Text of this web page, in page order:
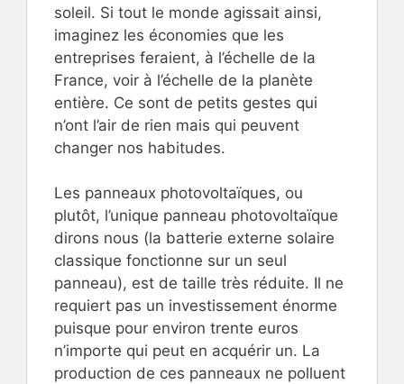
soleil. Si tout le monde agissait ainsi,
imaginez les économies que les
entreprises feraient, à l’échelle de la
France, voir à l’échelle de la planète
entière. Ce sont de petits gestes qui
n’ont l’air de rien mais qui peuvent
changer nos habitudes.
Les panneaux photovoltaïques, ou
plutôt, l’unique panneau photovoltaïque
dirons nous (la batterie externe solaire
classique fonctionne sur un seul
panneau), est de taille très réduite. Il ne
requiert pas un investissement énorme
puisque pour environ trente euros
n’importe qui peut en acquérir un. La
production de ces panneaux ne polluent